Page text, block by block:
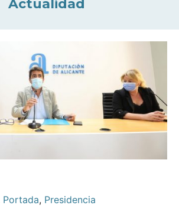
Actualidad
Portada, Presidencia